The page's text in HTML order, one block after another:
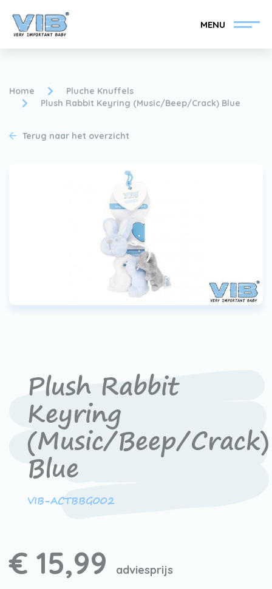
MENU
VIB®-Dealer worden
Home
Pluche Knuffels
Plush Rabbit Keyring (Music/Beep/Crack) Blue
Terug naar het overzicht
Plush Rabbit
Keyring
(Music/Beep/Crack)
Blue
VIB-ACTBBG002
€ 15,99 adviesprijs